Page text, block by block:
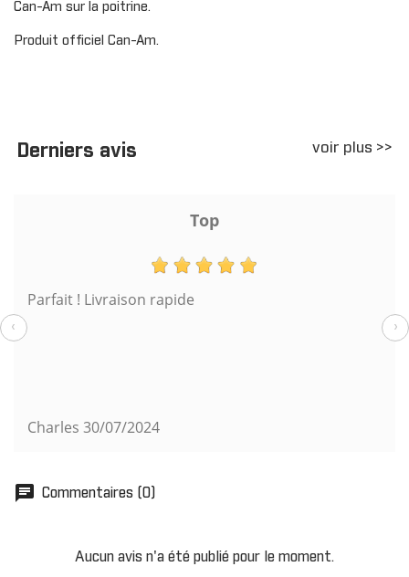
Can-Am sur la poitrine.
Produit officiel Can-Am.
Derniers avis voir plus >>
Top
Parfait ! Livraison rapide
Charles 30/07/2024
‹ ›
chat Commentaires (0)
Aucun avis n'a été publié pour le moment.